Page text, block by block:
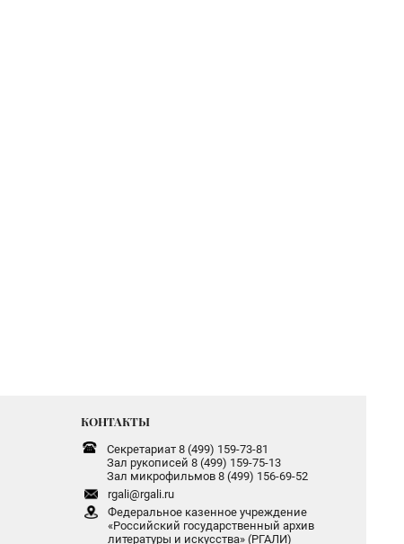
КОНТАКТЫ
Секретариат 8 (499) 159-73-81
Зал рукописей 8 (499) 159-75-13
Зал микрофильмов 8 (499) 156-69-52
rgali@rgali.ru
Федеральное казенное учреждение
«Российский государственный архив
литературы и искусства» (РГАЛИ)